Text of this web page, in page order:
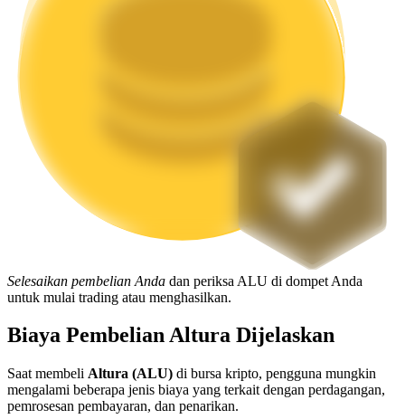
Staking fleksibel untuk mendapatkan token populer
Selesaikan pembelian Anda dan periksa ALU di dompet Anda
untuk mulai trading atau menghasilkan.
Biaya Pembelian Altura Dijelaskan
Saat membeli Altura (ALU) di bursa kripto, pengguna mungkin
mengalami beberapa jenis biaya yang terkait dengan perdagangan,
pemrosesan pembayaran, dan penarikan.